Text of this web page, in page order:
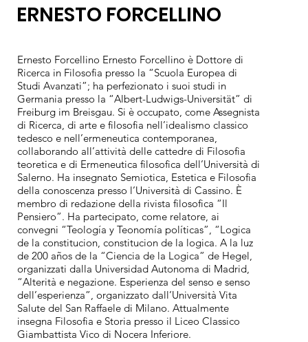
ERNESTO FORCELLINO
Ernesto Forcellino Ernesto Forcellino è Dottore di
Ricerca in Filosofia presso la “Scuola Europea di
Studi Avanzati”; ha perfezionato i suoi studi in
Germania presso la “Albert-Ludwigs-Universität” di
Freiburg im Breisgau. Si è occupato, come Assegnista
di Ricerca, di arte e filosofia nell’idealismo classico
tedesco e nell’ermeneutica contemporanea,
collaborando all’attività delle cattedre di Filosofia
teoretica e di Ermeneutica filosofica dell’Università di
Salerno. Ha insegnato Semiotica, Estetica e Filosofia
della conoscenza presso l’Università di Cassino. È
membro di redazione della rivista filosofica “Il
Pensiero”. Ha partecipato, come relatore, ai
convegni “Teología y Teonomía políticas”, “Logica
de la constitucion, constitucion de la logica. A la luz
de 200 años de la “Ciencia de la Logica” de Hegel,
organizzati dalla Universidad Autonoma di Madrid,
“Alterità e negazione. Esperienza del senso e senso
dell’esperienza”, organizzato dall’Università Vita
Salute del San Raffaele di Milano. Attualmente
insegna Filosofia e Storia presso il Liceo Classico
Giambattista Vico di Nocera Inferiore.